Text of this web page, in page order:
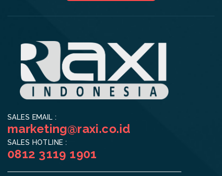
SALES EMAIL :
marketing@raxi.co.id
SALES HOTLINE :
0812 3119 1901